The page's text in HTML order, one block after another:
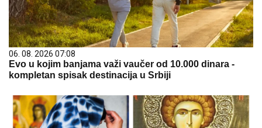
06. 08. 2026 07:08
Evo u kojim banjama važi vaučer od 10.000 dinara -
kompletan spisak destinacija u Srbiji